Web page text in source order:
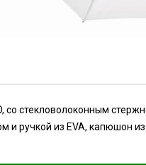
со стекловолоконным
и ручкой из EVA, капюшон